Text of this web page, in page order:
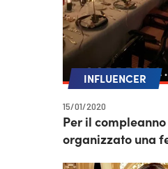
INFLUENCER
15/01/2020
Per il
organizzato una